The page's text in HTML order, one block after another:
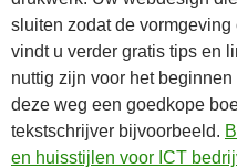
sluiten zodat de
vindt u verder gratis tips en
nuttig zijn voor het
deze weg een goedkope
tekstschrijver bijvoorbeeld.
en huisstijlen voor ICT